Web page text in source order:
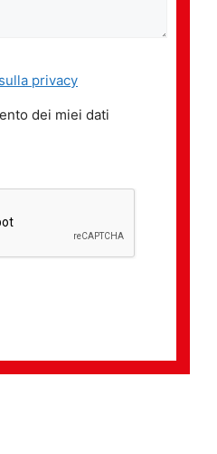
privacy
dei miei dati